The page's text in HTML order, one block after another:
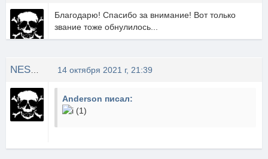
Благодарю! Спасибо за внимание! Вот только
звание тоже обнулилось...
14 октября 2021 г, 21:39
Anderson писал: